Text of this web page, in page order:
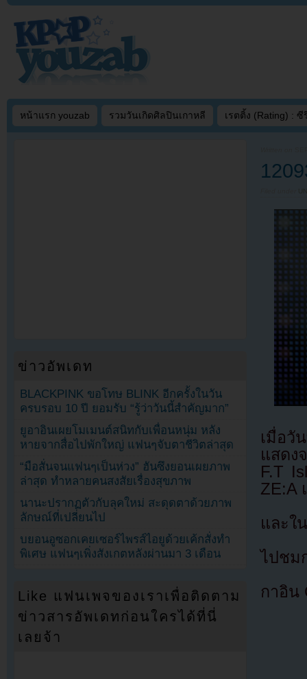
หน้าแรก youzab รวมวันเกิดศิลปินเกาหลี เรตติ้ง (Rating) : ซี
เมื่อวั
แสดง
F.T
ZE:A
และใ
ไปชม
กาอิน
ข่าวอัพเดท
BLACKPINK ขอโทษ BLINK อีกครั้งในวัน
ครบรอบ 10 ปี ยอมรับ “รู้ว่าวันนี้สำคัญมาก”
ยูอาอินเผยโมเมนต์สนิทกับเพื่อนหนุ่ม หลัง
หายจากสื่อไปพักใหญ่ แฟนๆจับตาชีวิตล่าสุด
“มือสั่นจนแฟนๆเป็นห่วง” ฮันซึงยอนเผยภาพ
ล่าสุด ทำหลายคนสงสัยเรื่องสุขภาพ
นานะปรากฏตัวกับลุคใหม่ สะดุดตาด้วยภาพ
ลักษณ์ที่เปลี่ยนไป
บยอนอูซอกเคยเซอร์ไพรส์ไอยูด้วยเค้กสั่งทำ
พิเศษ แฟนๆเพิ่งสังเกตหลังผ่านมา 3 เดือน
Like แฟนเพจของเราเพื่อติดตาม
ข่าวสารอัพเดทก่อนใครได้ที่นี่
เลยจ้า